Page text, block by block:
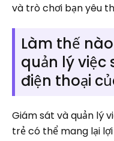
và trò chơi bạn yêu
Làm thế
quản lý việc
điện thoại
Giám sát và quản lý
trẻ có thể mang lại